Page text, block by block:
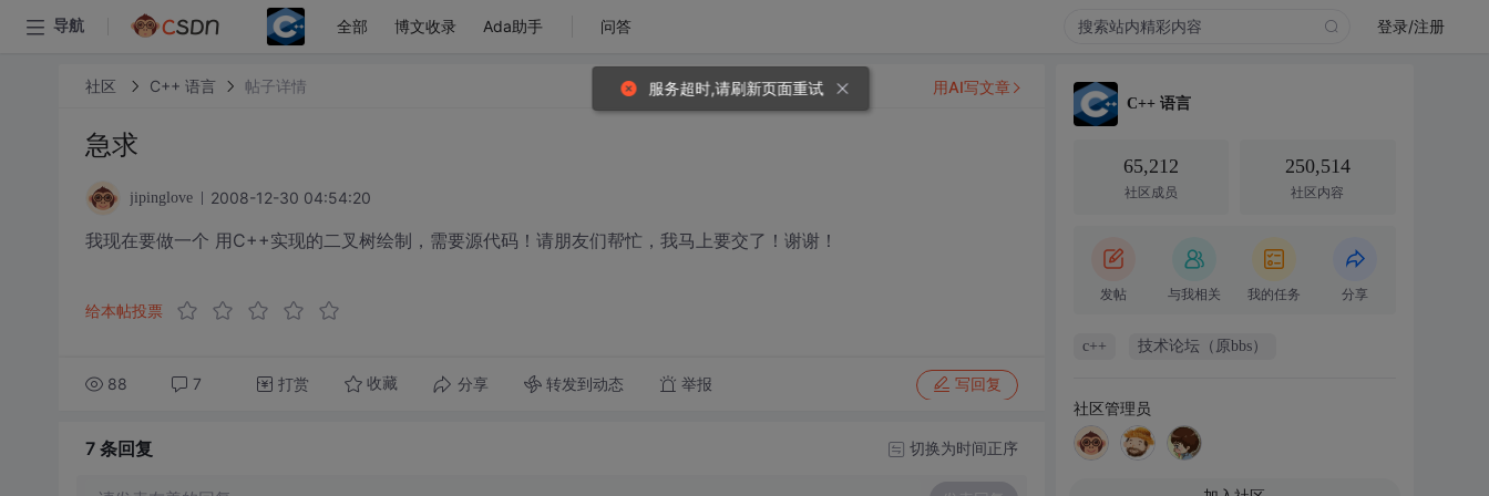
导航 全部 博文收录 Ada助手 问答 登录/注册
社区 C++ 语言 帖子详情
急求
jipinglove 2008-12-30 04:54:20
我现在要做一个 用C++实现的二叉树绘制，需要源代码！请朋友们帮忙，我马上要交了！谢谢！
给本帖投票
88 7 打赏 收藏 分享 转发到动态 举报 写回复
用AI写文章
7 条回复 切换为时间正序
C++ 语言
65,212
社区成员
250,514
社区内容
发帖 与我相关 我的任务 分享
c++ 技术论坛（原bbs）
社区管理员
服务超时,请刷新页面重试